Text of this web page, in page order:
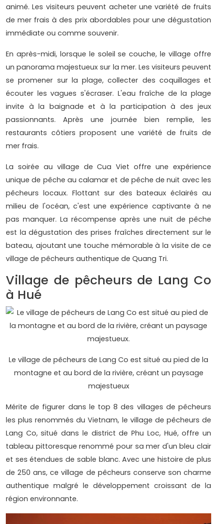
animé. Les visiteurs peuvent acheter une variété de fruits
de mer frais à des prix abordables pour une dégustation
immédiate ou comme souvenir.
En après-midi, lorsque le soleil se couche, le village offre
un panorama majestueux sur la mer. Les visiteurs peuvent
se promener sur la plage, collecter des coquillages et
écouter les vagues s'écraser. L'eau fraîche de la plage
invite à la baignade et à la participation à des jeux
passionnants. Après une journée bien remplie, les
restaurants côtiers proposent une variété de fruits de
mer frais.
La soirée au village de Cua Viet offre une expérience
unique de pêche au calamar et de pêche de nuit avec les
pêcheurs locaux. Flottant sur des bateaux éclairés au
milieu de l'océan, c'est une expérience captivante à ne
pas manquer. La récompense après une nuit de pêche
est la dégustation des prises fraîches directement sur le
bateau, ajoutant une touche mémorable à la visite de ce
village de pêcheurs authentique de Quang Tri.
Village de pêcheurs de Lang Co
à Hué
Le village de pêcheurs de Lang Co est situé au pied de la
montagne et au bord de la rivière, créant un paysage
majestueux
Mérite de figurer dans le top 8 des villages de pêcheurs
les plus renommés du Vietnam, le village de pêcheurs de
Lang Co, situé dans le district de Phu Loc, Hué, offre un
tableau pittoresque renommé pour sa mer d'un bleu clair
et ses étendues de sable blanc. Avec une histoire de plus
de 250 ans, ce village de pêcheurs conserve son charme
authentique malgré le développement croissant de la
région environnante.